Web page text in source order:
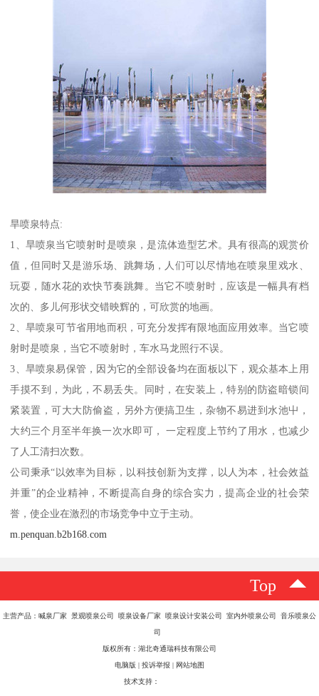
旱喷泉特点:
1、旱喷泉当它喷射时是喷泉，是流体造型艺术。具有很高的观赏价
值，但同时又是游乐场、跳舞场，人们可以尽情地在喷泉里戏水、
玩耍，随水花的欢快节奏跳舞。当它不喷射时，应该是一幅具有档
次的、多儿何形状交错映辉的，可欣赏的地画。
2、旱喷泉可节省用地而积，可充分发挥有限地面应用效率。当它喷
射时是喷泉，当它不喷射时，车水马龙照行不误。
3、旱喷泉易保管，因为它的全部设备均在面板以下，观众基本上用
手摸不到，为此，不易丢失。同时，在安装上，特别的防盗暗锁间
紧装置，可大大防偷盗，另外方便搞卫生，杂物不易进到水池屮，
大约三个月至半年换一次水即可， 一定程度上节约了用水，也减少
了人工清扫次数。
公司秉承“以效率为目标，以科技创新为支撑，以人为本，社会效益
并重”的企业精神，不断提高自身的综合实力，提高企业的社会荣
誉，使企业在激烈的市场竞争中立于主动。
m.penquan.b2b168.com
Top
主营产品：喊泉厂家 景观喷泉公司 喷泉设备厂家 喷泉设计安装公司 室内外喷泉公司 音乐喷泉公
司
版权所有：湖北奇通瑞科技有限公司
电脑版 投诉举报 网站地图
技术支持：